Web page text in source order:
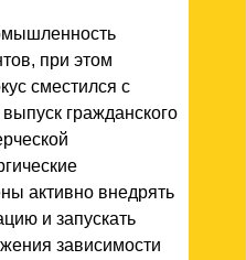
при этом
сместился с
гражданского
активно внедрять
и запускать
зависимости